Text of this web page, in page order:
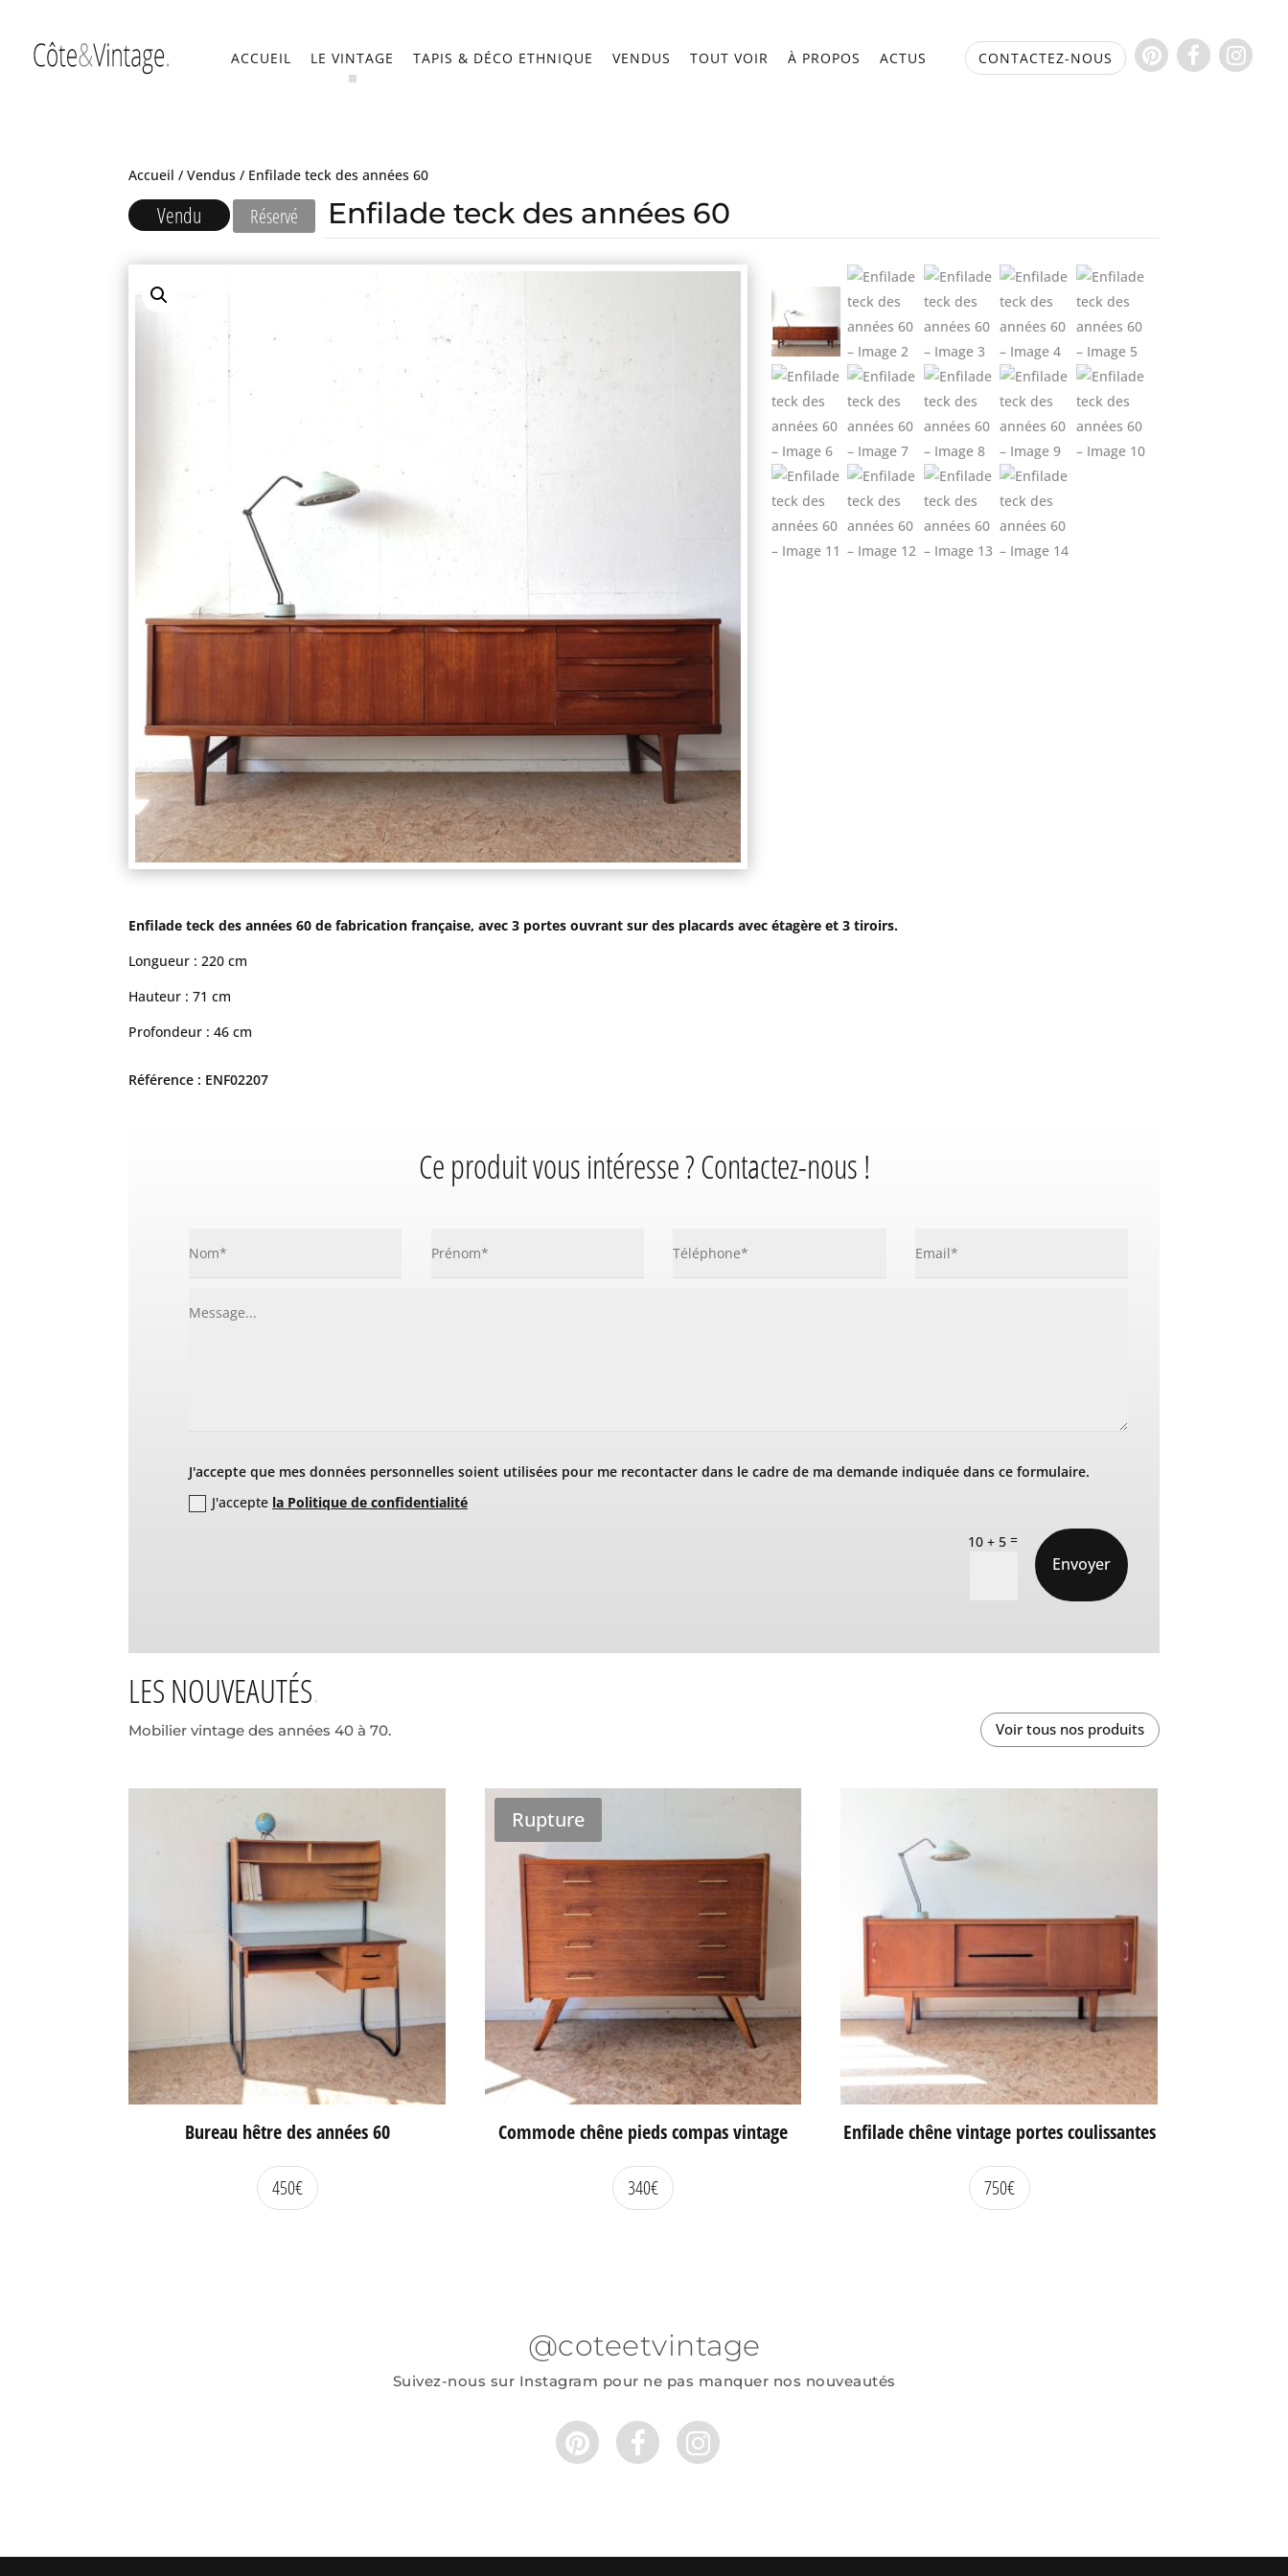
ACCUEIL LE VINTAGE TAPIS & DÉCO ETHNIQUE VENDUS TOUT VOIR À PROPOS ACTUS CONTACTEZ-NOUS
Accueil /Vendus / Enfilade teck des années 60
Vendu Réservé Enfilade teck des années 60
Enfilade teck des années 60 de fabrication française, avec 3 portes ouvrant sur des placards avec étagère et 3 tiroirs.
Longueur : 220 cm
Hauteur : 71 cm
Profondeur : 46 cm
Référence : ENF02207
Ce produit vous intéresse ? Contactez-nous !
J'accepte que mes données personnelles soient utilisées pour me recontacter dans le cadre de ma demande indiquée dans ce formulaire.
J'accepte la Politique de confidentialité
10 + 5 =
Envoyer
LES NOUVEAUTÉS
Mobilier vintage des années 40 à 70. Voir tous nos produits
Bureau hêtre des années 60
450€
Rupture
Commode chêne pieds compas vintage
340€
Enfilade chêne vintage portes coulissantes
750€
@coteetvintage
Suivez-nous sur Instagram pour ne pas manquer nos nouveautés